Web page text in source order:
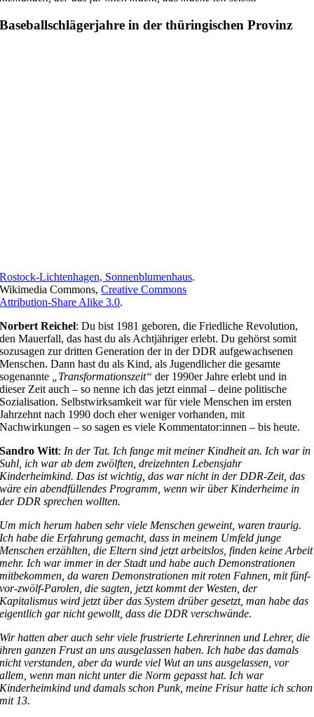
Baseballschlägerjahre in der thüringischen Provinz
Rostock-Lichtenhagen, Sonnenblumenhaus.
Wikimedia Commons,Creative Commons
Attribution-Share Alike 3.0.
Norbert Reichel: Du bist 1981 geboren, die Friedliche Revolution,
den Mauerfall, das hast du als Achtjähriger erlebt. Du gehörst somit
sozusagen zur dritten Generation der in der DDR aufgewachsenen
Menschen. Dann hast du als Kind, als Jugendlicher die gesamte
sogenannte
„Transformationszeit“ der 1990er Jahre erlebt und in
dieser Zeit auch – so nenne ich das jetzt einmal – deine politische
Sozialisation. Selbstwirksamkeit war für viele Menschen im ersten
Jahrzehnt nach 1990 doch eher weniger vorhanden, mit
Nachwirkungen – so sagen es viele Kommentator:innen – bis heute.
Sandro Witt: In der Tat. Ich fange mit meiner Kindheit an. Ich war in
Suhl, ich war ab dem zwölften, dreizehnten Lebensjahr
Kinderheimkind. Das ist wichtig, das war nicht in der DDR-Zeit, das
wäre ein abendfüllendes Programm, wenn wir über Kinderheime in
der DDR sprechen wollten.
Um mich herum haben sehr viele Menschen geweint, waren traurig.
Ich habe die Erfahrung gemacht, dass in meinem Umfeld junge
Menschen erzählten, die Eltern sind jetzt arbeitslos, finden keine Arbeit
mehr. Ich war immer in der Stadt und habe auch Demonstrationen
mitbekommen, da waren Demonstrationen mit roten Fahnen, mit fünf-
vor-zwölf-Parolen, die sagten, jetzt kommt der Westen, der
Kapitalismus wird jetzt über das System drüber gesetzt, man habe das
eigentlich gar nicht gewollt, dass die DDR verschwände.
Wir hatten aber auch sehr viele frustrierte Lehrerinnen und Lehrer, die
ihren ganzen Frust an uns ausgelassen haben. Ich habe das damals
nicht verstanden, aber da wurde viel Wut an uns ausgelassen, vor
allem, wenn man nicht unter die Norm gepasst hat. Ich war
Kinderheimkind und damals schon Punk, meine Frisur hatte ich schon
mit 13.